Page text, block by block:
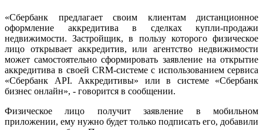
«Сбербанк предлагает своим клиентам дистанционное
оформление аккредитива в сделках купли-продажи
недвижимости. Застройщик, в пользу которого физическое
лицо открывает аккредитив, или агентство недвижимости
может самостоятельно сформировать заявление на открытие
аккредитива в своей CRM-системе с использованием сервиса
«Сбербанк API. Аккредитивы» или в системе «Сбербанк
бизнес онлайн», - говорится в сообщении.
Физическое лицо получит заявление в мобильном
приложении, ему нужно будет только подписать его, добавили